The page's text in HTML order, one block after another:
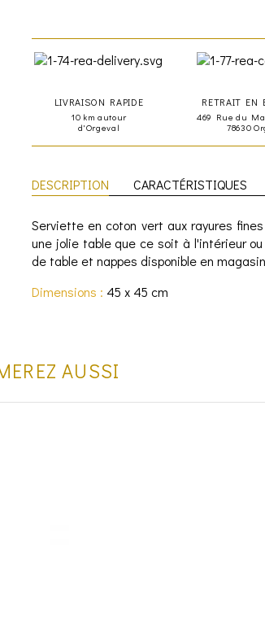
LIVRAISON RAPIDE
10 km autour
d'Orgeval
RETRAIT EN
469 Rue du
78630
DESCRIPTION CARACTÉRISTIQUES
Serviette en coton vert aux rayures
une jolie table que ce soit à l'intérieur
de table et nappes disponible en
Dimensions : 45 x 45 cm
AUSSI